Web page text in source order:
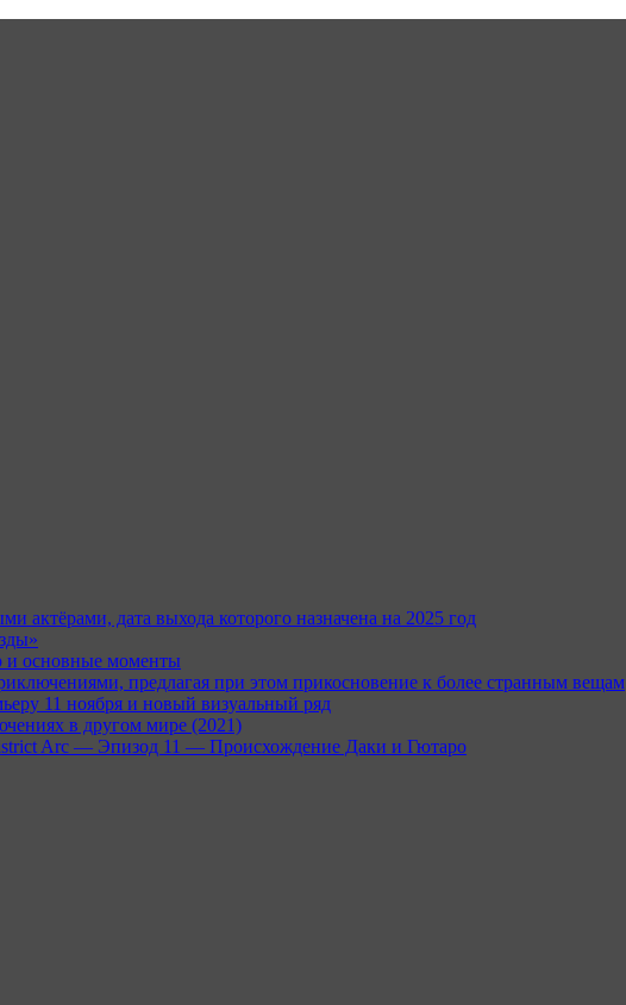
актёрами, дата выхода которого назначена на 2025 год
и основные моменты
предлагая при этом прикосновение к более странным вещам
11 ноября и новый визуальный ряд
в другом мире (2021)
Arc — Эпизод 11 — Происхождение Даки и Гютаро